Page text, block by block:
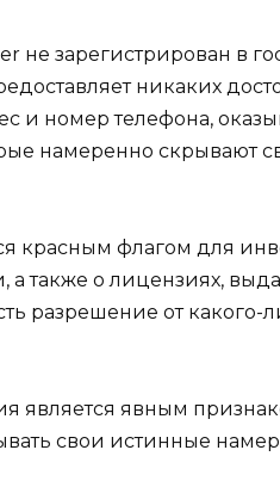
зарегистрирован в
никаких
и номер телефона,
намеренно скрывают
красным флагом для
также о лицензиях,
разрешение от какого-
явным
свои истинные